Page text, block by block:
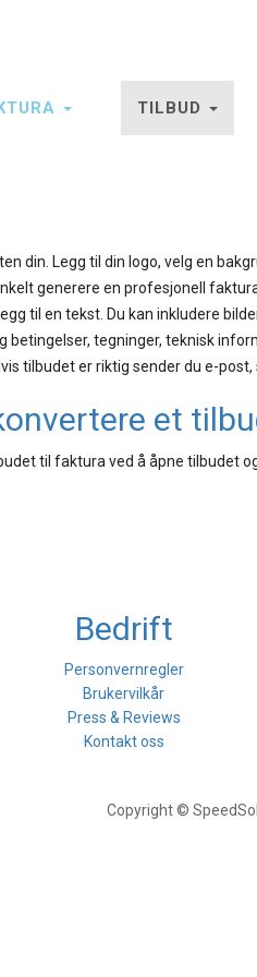
TILBUD
din. Legg til din logo, velg en
generere en profesjonell
til en tekst. Du kan inkludere
betingelser, tegninger, teknisk
tilbudet er riktig sender du e-post,
et
til faktura ved å åpne tilbudet
Bedrift
Personvernregler
Brukervilkår
Press & Reviews
Kontakt oss
Copyright ©